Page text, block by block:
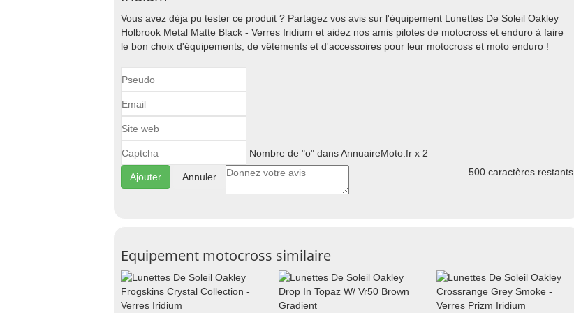
Vous avez déja pu tester ce produit ? Partagez vos avis sur l'équipement Lunettes De Soleil Oakley
Holbrook Metal Matte Black - Verres Iridium et aidez nos amis pilotes de motocross et enduro à faire
le bon choix d'équipements, de vêtements et d'accessoires pour leur motocross et moto enduro !
Nombre de "o" dans AnnuaireMoto.fr x 2
Annuler 500 caractères restants
Equipement motocross similaire